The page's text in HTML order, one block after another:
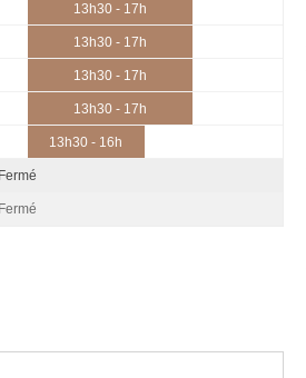
13h30 - 17h
13h30 - 17h
13h30 - 17h
13h30 - 17h
13h30 - 16h
Fermé
Fermé